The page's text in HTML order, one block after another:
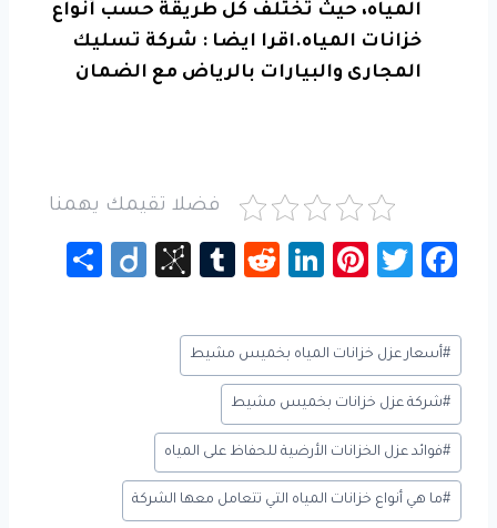
المياه، حيث تختلف كل طريقة حسب أنواع
خزانات المياه.اقرا ايضا : شركة تسليك
المجارى والبيارات بالرياض مع الضمان
فضلا تقيمك يهمنا
Fa
e
b
o
ok
T
tt
er
Pi
er
es
t
Li
e
dI
n
d
di
t
Tu
bl
r
Bi
o
m
y
Di
وسوم
المقال:
#أسعار عزل خزانات المياه بخميس مشيط
#شركة عزل خزانات بخميس مشيط
#فوائد عزل الخزانات الأرضية للحفاظ على المياه
#ما هي أنواع خزانات المياه التي تتعامل معها الشركة